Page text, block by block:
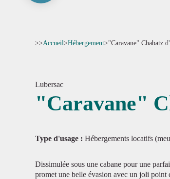
>>Accueil>Hébergement>"Caravane" Chabatz
Lubersac
"Caravane"
Type d'usage : Hébergements locatifs
Dissimulée sous une cabane pour une
promet une belle évasion avec un joli point